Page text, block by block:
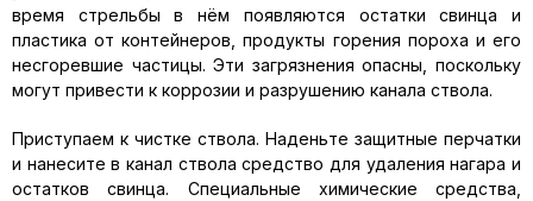
время стрельбы в нём появляются остатки свинца и
пластика от контейнеров, продукты горения пороха и его
несгоревшие частицы. Эти загрязнения опасны, поскольку
могут привести к коррозии и разрушению канала ствола.
Приступаем к чистке ствола. Наденьте защитные перчатки
и нанесите в канал ствола средство для удаления нагара и
остатков свинца. Специальные химические средства,